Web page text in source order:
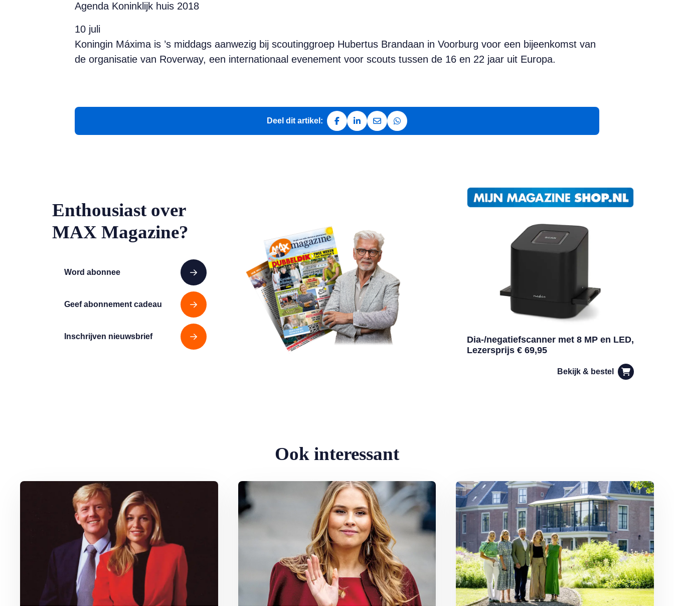
Agenda Koninklijk huis 2018
10 juli
Koningin Máxima is ’s middags aanwezig bij scouting­groep Hubertus Brandaan in Voorburg voor een bijeenkomst van
de organisatie van Roverway, een internationaal evenement voor scouts tussen de 16 en 22 jaar uit Europa.
Deel dit artikel:
Deel op Facebook
Deel op LinkedIn
Deel via e-mail
Deel via WhatsApp
Enthousiast over
MAX Magazine?
Word abonnee
Geef abonnement cadeau
Inschrijven nieuwsbrief
Dia-/negatiefscanner met 8 MP en LED,
Lezersprijs € 69,95
Bekijk & bestel
Ook interessant
Lees meer over Hoe Máxima met één zin heel Nederland inpakte… Lees meer over Ten paleize: kiezen tussen liefde en troon Lees meer over Binnenkijken bij Willem-Alexander en Máxima: